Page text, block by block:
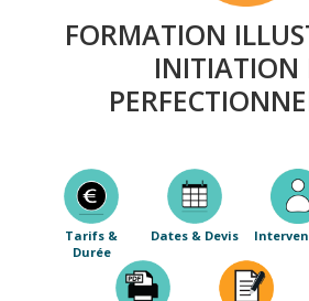
FORMATION
INITIATION
Tarifs &
Durée
Dates & Devis